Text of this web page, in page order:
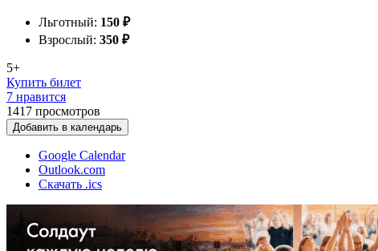
Льготный: 150 ₽
Взрослый: 350 ₽
5+
Купить билет
7 нравится
1417 просмотров
Добавить в календарь
Google Calendar
Outlook.com
Скачать .ics